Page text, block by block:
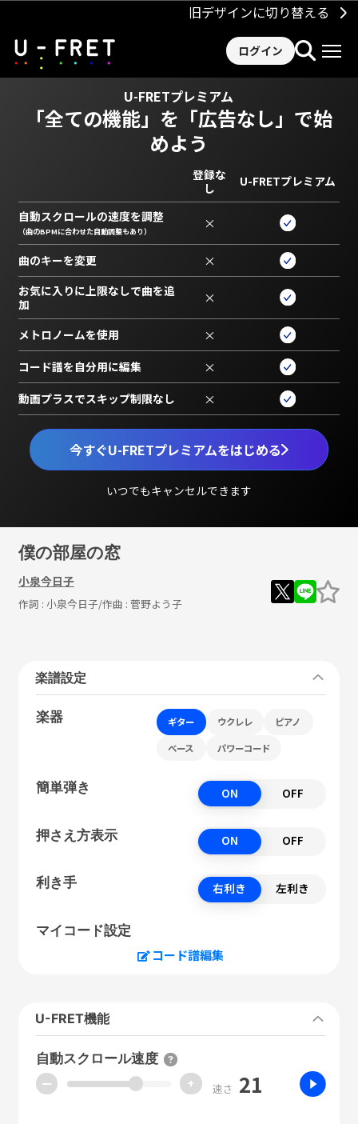
旧デザインに切り替える
ログイン
U-FRETプレミアム
「全ての機能」を 「広告なし」で始
めよう
今すぐU-FRETプレミアムをはじめる
いつでもキャンセルできます
登録な
し
U-FRETプレミアム
自動スクロールの速度を調整
（曲のBPMに合わせた自動調整もあり） ×
曲のキーを変更 ×
お気に入りに上限なしで曲を追
加
×
メトロノームを使用 ×
コード譜を自分用に編集 ×
動画プラスでスキップ制限なし ×
僕の部屋の窓
小泉今日子
作詞 : 小泉今日子/作曲 : 菅野よう子
楽譜設定
楽器 ギター ウクレレ ピアノ
ベース パワーコード
簡単弾き ON OFF
押さえ方表示 ON OFF
利き手 右利き 左利き
マイコード設定
コード譜編集
U-FRET機能
自動スクロール速度
ー + 速さ 21